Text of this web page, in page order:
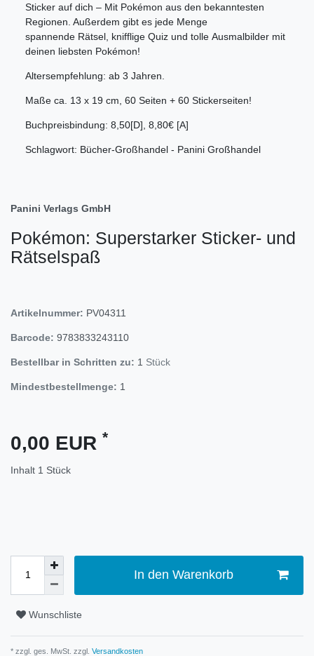
Sticker auf dich – Mit Pokémon aus den bekanntesten
Regionen. Außerdem gibt es jede Menge
spannende Rätsel, knifflige Quiz und tolle Ausmalbilder mit
deinen liebsten Pokémon!
Altersempfehlung: ab 3 Jahren.
Maße ca. 13 x 19 cm, 60 Seiten + 60 Stickerseiten!
Buchpreisbindung: 8,50[D], 8,80€ [A]
Schlagwort: Bücher-Großhandel - Panini Großhandel
Panini Verlags GmbH
Pokémon: Superstarker Sticker- und
Rätselspaß
Artikelnummer: PV04311
Barcode: 9783833243110
Bestellbar in Schritten zu: 1 Stück
Mindestbestellmenge: 1
0,00 EUR *
Inhalt 1 Stück
In den Warenkorb
Wunschliste
* zzgl. ges. MwSt. zzgl. Versandkosten